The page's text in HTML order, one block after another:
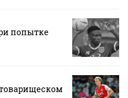
попытке